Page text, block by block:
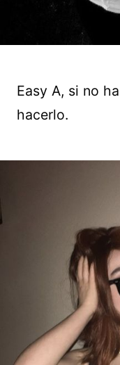
Easy A, si no
hacerlo.